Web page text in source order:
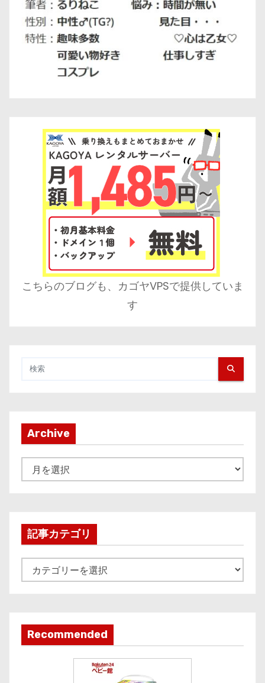
こちらのブログも、カゴヤVPSで提供していま
す
Archive
r
v
記事カテゴリ
事
ゴ
リ
Recommended